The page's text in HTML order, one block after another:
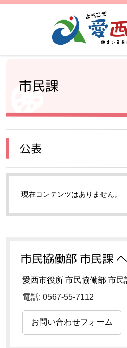
市民課
公表
現在コンテンツはありません。
市民協働部 市民課
愛西市役所 市民協働部 市民
電話: 0567-55-7112
お問い合わせフォーム